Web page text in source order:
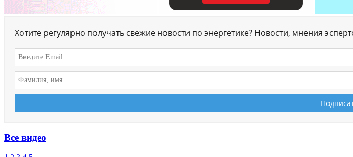
Хотите регулярно получать свежие новости по энергетике? Новости, мнения
Все видео